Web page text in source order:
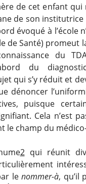
de cet enfant
de son
évoqué à l’école
de Santé)
du
du
qui s’y réduit et
dénoncer
puisque
Cela n’est
le champ du
2qui réunit
lenommer-à, qu’il